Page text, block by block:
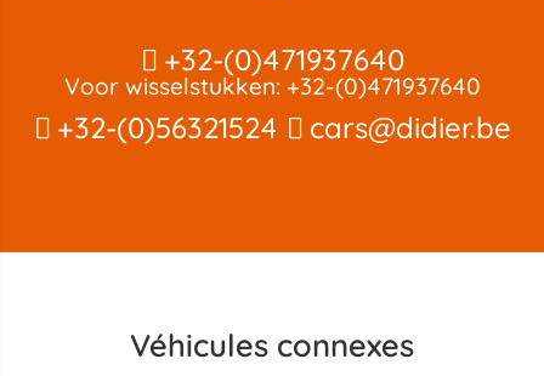
+32-(0)471937640
Voor wisselstukken: +32-(0)471937640
+32-(0)56321524 cars@didier.be
Véhicules connexes